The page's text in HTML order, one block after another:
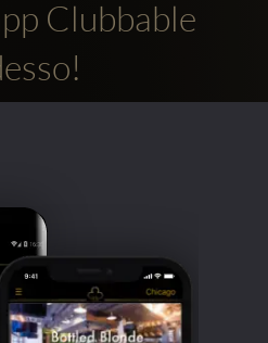
Clubbable